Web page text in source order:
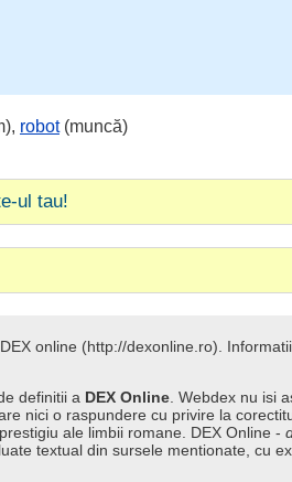
robot(muncă)
ul tau!
online (http://dexonline.ro).
definitii a DEX Online . Webdex nu isi
nici o raspundere cu privire la
ale limbii romane. DEX Online -
textual din sursele mentionate, cu